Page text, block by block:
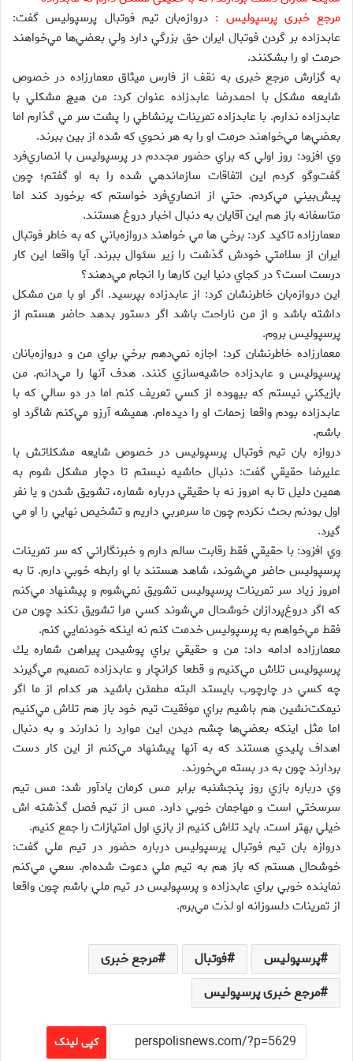
مرجع خبری پرسپولیس : دروازه‌بان تيم فوتبال پرسپوليس گفت:
‌عابدزاده بر گردن فوتبال ايران حق بزرگي دارد ولي بعضي‌ها مي‌خواهند
حرمت او را بشكنند.
به گزارش مرجع خبری به نقف از فارس ميثاق معمارزاده در خصوص
شايعه مشكل با احمدرضا عابدزاده عنوان كرد: من هيچ مشكلي با
عابدزاده ندارم. با عابدزاده تمرينات پرنشاطي را پشت سر مي گذارم اما
بعضي‌ها مي‌خواهند حرمت او را به هر نحوي كه شده از بين ببرند.
وي افزود: روز اولي كه براي حضور مجددم در پرسپوليس با انصاري‌فرد
گفت‌وگو كردم اين اتفاقات سازماندهي شده را به او گفتم؛ چون
پيش‌بيني مي‌كردم. حتي از انصاري‌فرد خواستم كه برخورد كند اما
متاسفانه باز هم اين آقايان به دنبال اخبار دروغ هستند.
معمارزاده تاكيد كرد: برخي ها مي خواهند دروازه‌باني كه به خاطر فوتبال
ايران از سلامتي خودش گذشت را زير سئوال ببرند. آيا واقعا اين كار
درست است؟ در كجاي دنيا اين كارها را انجام مي‌دهند؟
اين دروازه‌بان خاطرنشان كرد: از عابدزاده بپرسيد. اگر او با من مشكل
داشته باشد و از من ناراحت باشد اگر دستور بدهد حاضر هستم از
پرسپوليس بروم.
معمارزاده خاطرنشان كرد: اجازه نمي‌دهم برخي براي من و دروازه‌بانان
پرسپوليس و عابدزاده حاشيه‌سازي كنند. هدف آنها را مي‌دانم. من
بازيكني نيستم كه بيهوده از كسي تعريف كنم اما در دو سالي كه با
عابدزاده بودم واقعا زحمات او را ديده‌ام. هميشه آرزو مي‌كنم شاگرد او
باشم.
دروازه بان تيم فوتبال پرسپوليس در خصوص شايعه مشكلاتش با
عليرضا حقيقي گفت: ‌دنبال حاشيه نيستم تا دچار مشكل شوم به
همين دليل تا به امروز نه با حقيقي درباره شماره، تشويق شدن و يا نفر
اول بودنم بحث نكردم چون ما سرمربي داريم و تشخيص نهايي را او مي
گيرد.
وي افزود:‌ با حقيقي فقط رقابت سالم دارم و خبرنگاراني كه سر تمرينات
پرسپوليس حاضر مي‌شوند، شاهد هستند با او رابطه خوبي دارم. تا به
امروز زياد سر تمرينات پرسپوليس تشويق نمي‌شوم و پيشنهاد مي‌كنم
كه اگر دروغ‌پردازان خوشحال مي‌شوند كسي مرا تشويق نكند چون من
فقط مي‌خواهم به پرسپوليس خدمت كنم نه اينكه خودنمايي كنم.
معمارزاده ادامه داد: من و حقيقي براي پوشيدن پيراهن شماره يك
پرسپوليس تلاش مي‌كنيم و قطعا كرانچار و عابدزاده تصميم مي‌گيرند
چه كسي در چارچوب بايستد البته مطمئن باشيد هر كدام از ما اگر
نيمكت‌نشين هم باشيم براي موفقيت تيم خود باز هم تلاش مي‌كنيم
اما مثل اينكه بعضي‌ها چشم ديدن اين موارد را ندارند و به دنبال
اهداف پليدي هستند كه به آنها پيشنهاد مي‌كنم از اين كار دست
بردارند چون به در بسته مي‌خورند.
وي درباره بازي روز پنجشنبه برابر مس كرمان يادآور شد: مس تيم
سرسختي است و مهاجمان خوبي دارد. مس از تيم فصل گذشته اش
خيلي بهتر است. بايد تلاش كنيم از بازي اول امتيازات را جمع كنيم.
دروازه بان تيم فوتبال پرسپوليس درباره حضور در تيم ملي گفت:
خوشحال هستم كه باز هم به تيم ملي دعوت شده‌ام. سعي مي‌كنم
نماينده خوبي براي عابدزاده و پرسپوليس در تيم ملي باشم چون واقعا
از تمرينات دلسوزانه او لذت مي‌برم.
پرسپولیس فوتبال
مرجع خبری
مرجع خبری پرسپولیس
کپی لینک